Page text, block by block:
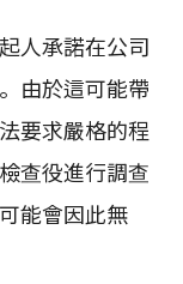
人承諾在公司
由於這可能帶
要求嚴格的程
查役進行調查
能會因此無